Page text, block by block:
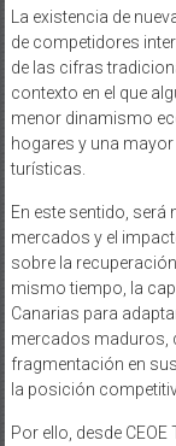
La existencia de
de competidores
de las cifras
contexto en el que
menor dinamismo
hogares y una
turísticas.
En este sentido,
mercados y el
sobre la
mismo tiempo, la
Canarias para
mercados maduros,
fragmentación en
la posición
Por ello, desde